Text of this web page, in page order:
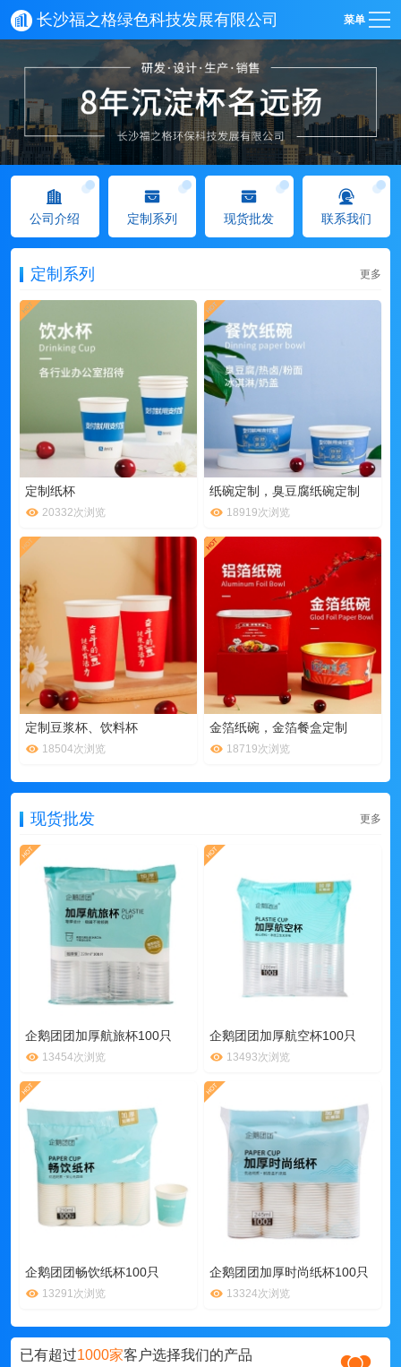
长沙福之格绿色科技发展有限公司 菜单
公司介绍 定制系列 现货批发 联系我们
定制系列 更多
定制纸杯
20332次浏览
纸碗定制，臭豆腐纸碗定制
18919次浏览
定制豆浆杯、饮料杯
18504次浏览
金箔纸碗，金箔餐盒定制
18719次浏览
现货批发 更多
企鹅团团加厚航旅杯100只
13454次浏览
企鹅团团加厚航空杯100只
13493次浏览
企鹅团团畅饮纸杯100只
13291次浏览
企鹅团团加厚时尚纸杯100只
13324次浏览
已有超过1000家客户选择我们的产品